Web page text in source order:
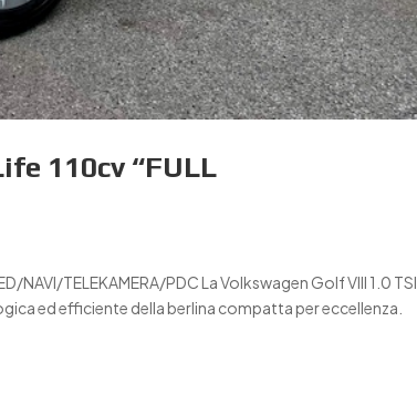
110cv “FULL
NAVI/TELEKAMERA/PDC La Volkswagen Golf VIII 1.0 TSI
ed efficiente della berlina compatta per eccellenza.